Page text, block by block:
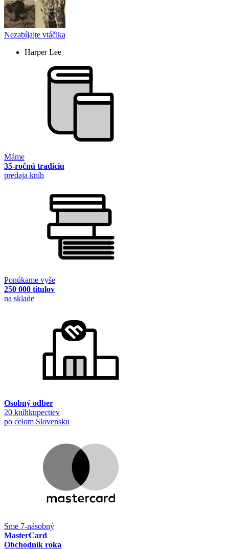
Nezabíjajte vtáčika
Harper Lee
Máme
35-ročnú tradíciu
predaja kníh
Ponúkame vyše
250 000 titulov
na sklade
Osobný odber
20 kníhkupectiev
po celom Slovensku
Sme 7-násobný
MasterCard
Obchodník roka